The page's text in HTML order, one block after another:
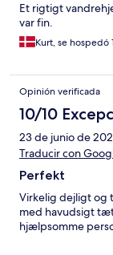
Et rigtigt
var fin.
Kurt, se hospedó
Opinión verificada
10/10
23 de junio de
Traducir con
Perfekt
Virkelig dejligt og
med havudsigt
hjælpsomme